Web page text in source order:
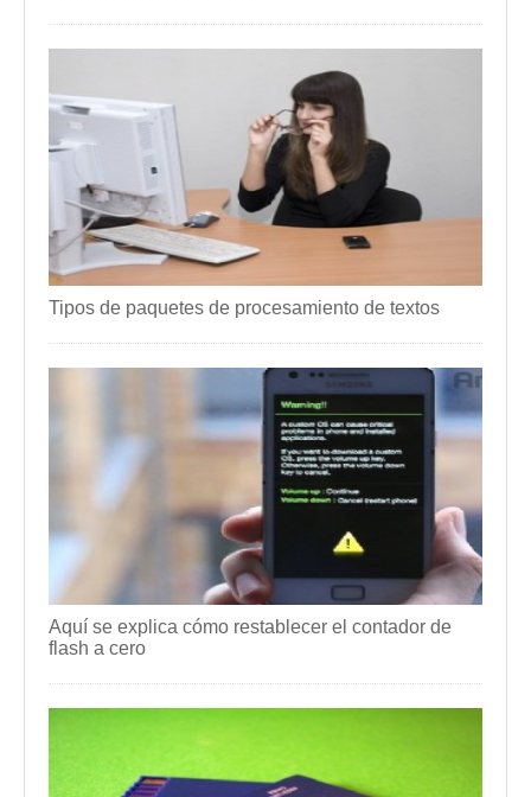
Tipos de paquetes de procesamiento de textos
Aquí se explica cómo restablecer el contador de
flash a cero